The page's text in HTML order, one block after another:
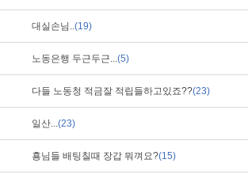
대실손님..(19)
노동은행 두근두근...(5)
다들 노동청 적금잘 적립들하고있죠??(23)
일산...(23)
횽님들 배팅칠때 장갑 뭐껴요?(15)